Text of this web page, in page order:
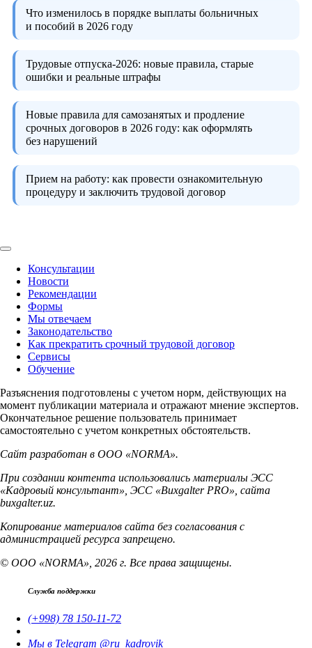
Что изменилось в порядке выплаты больничных
и пособий в 2026 году
Трудовые отпуска-2026: новые правила, старые
ошибки и реальные штрафы
Новые правила для самозанятых и продление
срочных договоров в 2026 году: как оформлять
без нарушений
Прием на работу: как провести ознакомительную
процедуру и заключить трудовой договор
Консультации
Новости
Рекомендации
Формы
Мы отвечаем
Законодательство
Как прекратить срочный трудовой договор
Сервисы
Обучение
Разъяснения подготовлены с учетом норм, действующих на
момент публикации материала и отражают мнение экспертов.
Окончательное решение пользователь принимает
самостоятельно с учетом конкретных обстоятельств.
Сайт разработан в ООО «NORMA».
При создании контента использовались материалы ЭСС
«Кадровый консультант», ЭСС «Buxgalter PRO», сайта
buxgalter.uz.
Копирование материалов сайта без согласования с
администрацией ресурса запрещено.
© ООО «NORMA», 2026 г. Все права защищены.
Служба поддержки
(+998) 78 150-11-72
Мы в Telegram @ru_kadrovik